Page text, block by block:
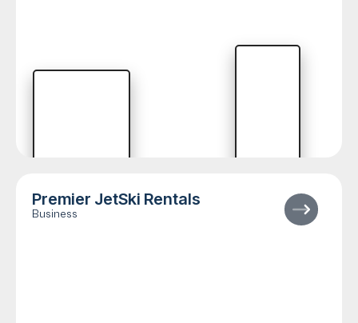
Premier JetSki Rentals
Business